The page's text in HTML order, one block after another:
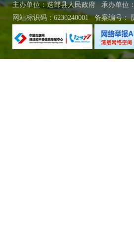
主办单位：迭部县人民政府 承办单位
网站标识码：6230240001
备案编号：